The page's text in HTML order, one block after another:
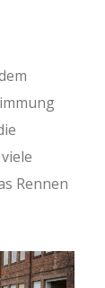
Rennen